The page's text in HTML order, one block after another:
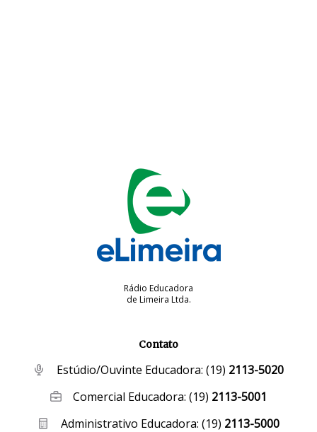
Rádio Educadora
de Limeira Ltda.
Contato
Estúdio/Ouvinte Educadora: (19) 2113-5020
Comercial Educadora:(19) 2113-5001
Administrativo Educadora: (19) 2113-5000